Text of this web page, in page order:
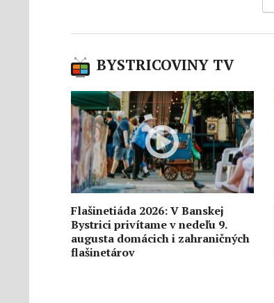
BYSTRICOVINY TV
Flašinetiáda 2026: V Banskej
Bystrici privítame v nedeľu 9.
augusta domácich i zahraničných
flašinetárov